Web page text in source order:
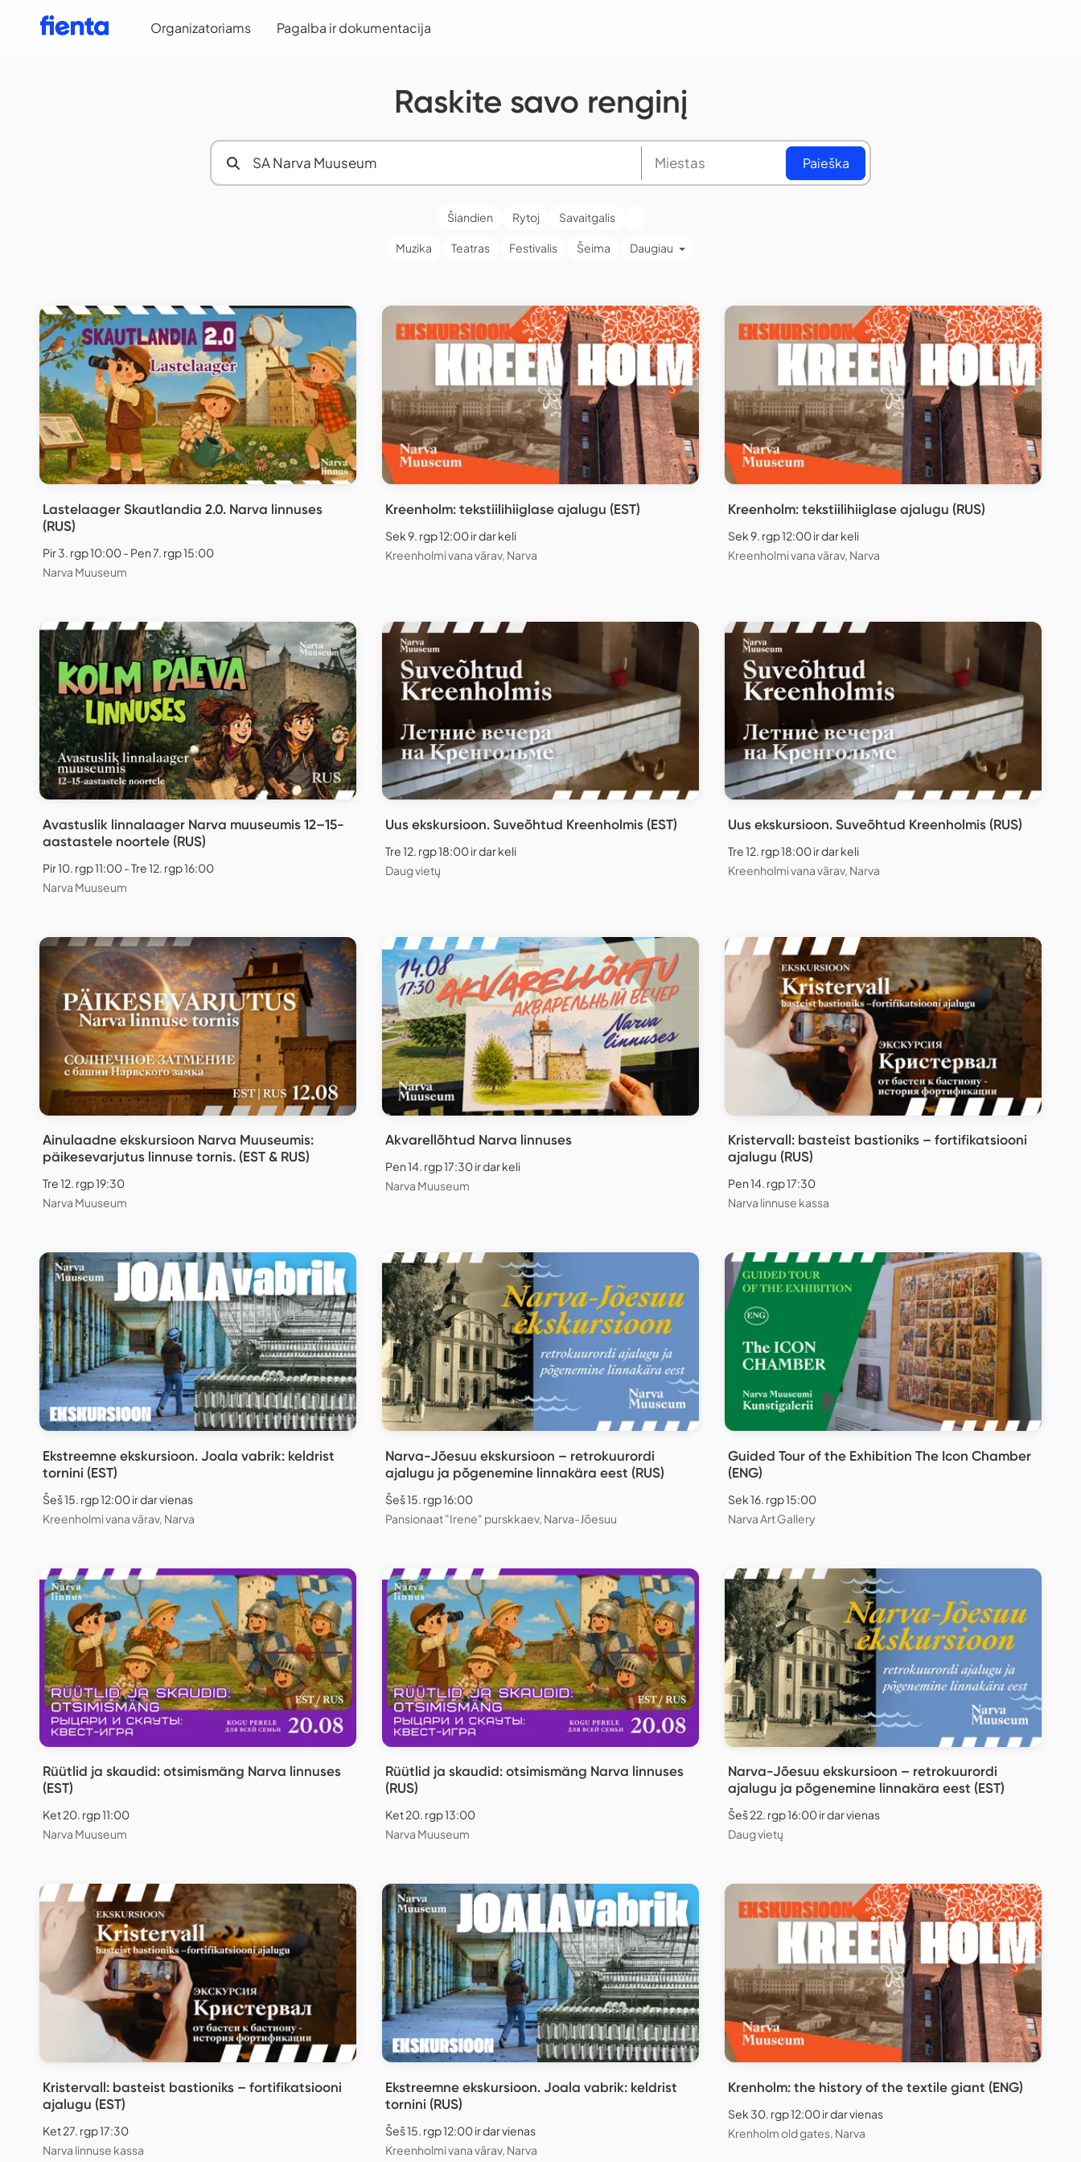
Organizatoriams Pagalba ir dokumentacija
Raskite savo renginį
Paieška
Šiandien Rytoj Savaitgalis
Muzika Teatras Festivalis Šeima Daugiau
Lastelaager Skautlandia 2.0. Narva linnuses
(RUS)
Pir 3. rgp 10:00 - Pen 7. rgp 15:00
Narva Muuseum
Kreenholm: tekstiilihiiglase ajalugu (EST)
Sek 9. rgp 12:00 ir dar keli
Kreenholmi vana värav, Narva
Kreenholm: tekstiilihiiglase ajalugu (RUS)
Sek 9. rgp 12:00 ir dar keli
Kreenholmi vana värav, Narva
Avastuslik linnalaager Narva muuseumis 12–15-
aastastele noortele (RUS)
Pir 10. rgp 11:00 - Tre 12. rgp 16:00
Narva Muuseum
Uus ekskursioon. Suveõhtud Kreenholmis (EST)
Tre 12. rgp 18:00 ir dar keli
Daug vietų
Uus ekskursioon. Suveõhtud Kreenholmis (RUS)
Tre 12. rgp 18:00 ir dar keli
Kreenholmi vana värav, Narva
Ainulaadne ekskursioon Narva Muuseumis:
päikesevarjutus linnuse tornis. (EST & RUS)
Tre 12. rgp 19:30
Narva Muuseum
Akvarellõhtud Narva linnuses
Pen 14. rgp 17:30 ir dar keli
Narva Muuseum
Kristervall: basteist bastioniks – fortifikatsiooni
ajalugu (RUS)
Pen 14. rgp 17:30
Narva linnuse kassa
Ekstreemne ekskursioon. Joala vabrik: keldrist
tornini (EST)
Šeš 15. rgp 12:00 ir dar vienas
Kreenholmi vana värav, Narva
Narva-Jõesuu ekskursioon – retrokuurordi
ajalugu ja põgenemine linnakära eest (RUS)
Šeš 15. rgp 16:00
Pansionaat "Irene" purskkaev, Narva-Jõesuu
Guided Tour of the Exhibition The Icon Chamber
(ENG)
Sek 16. rgp 15:00
Narva Art Gallery
Rüütlid ja skaudid: otsimismäng Narva linnuses
(EST)
Ket 20. rgp 11:00
Narva Muuseum
Rüütlid ja skaudid: otsimismäng Narva linnuses
(RUS)
Ket 20. rgp 13:00
Narva Muuseum
Narva-Jõesuu ekskursioon – retrokuurordi
ajalugu ja põgenemine linnakära eest (EST)
Šeš 22. rgp 16:00 ir dar vienas
Daug vietų
Kristervall: basteist bastioniks – fortifikatsiooni
ajalugu (EST)
Ket 27. rgp 17:30
Narva linnuse kassa
Ekstreemne ekskursioon. Joala vabrik: keldrist
tornini (RUS)
Šeš 15. rgp 12:00 ir dar vienas
Kreenholmi vana värav, Narva
Krenholm: the history of the textile giant (ENG)
Sek 30. rgp 12:00 ir dar vienas
Krenholm old gates, Narva